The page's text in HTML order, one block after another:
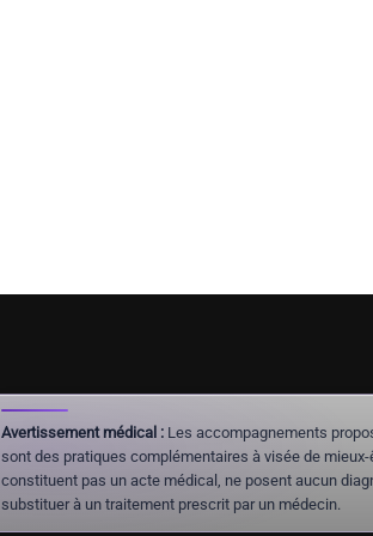
Avertissement médical : Les accompagnements
sont des pratiques complémentaires à visée de
constituent pas un acte médical, ne posent aucun
substituer à un traitement prescrit par un médecin.